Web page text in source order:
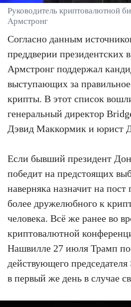
Руководитель криптовалютной
Армстронг
Согласно данным
преддверии
Армстронг поддержал
выступающих за
крипты. В этот список
генеральный директор
Дэвид Маккормик и юрист
Если бывший президент
победит на предстоящих
наверняка назначит на пост
более дружелюбного к
человека. Всё же ранее во
криптовалютной
Нашвилле 27 июля Трамп
действующего
в первый же день в случае